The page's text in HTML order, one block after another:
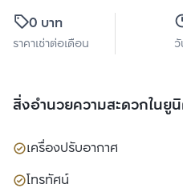
0 บาท
ราคาเช่าต่อเดือน
สิ่งอำนวยความสะดวกในยู
เครื่องปรับอากาศ
โทรทัศน์